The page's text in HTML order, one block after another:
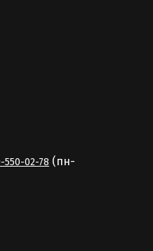
550-02-78 (пн-